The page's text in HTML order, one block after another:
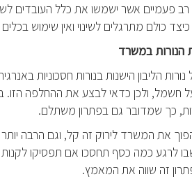
רב פעמיים אשר ישמשו את כלל העובדים
כולם מתרגלים לשינוי ואין שימוש
הנורות במשרד
הליבון הישנות בנורות חסכוניות
כך שמדובר גם בפתרון משתלם.
את המשרד לירוק זה קל, וגם הרבה
לרגע כמה כסף תחסכו אם תפסיקו לקנות
זה שווה את המאמץ.